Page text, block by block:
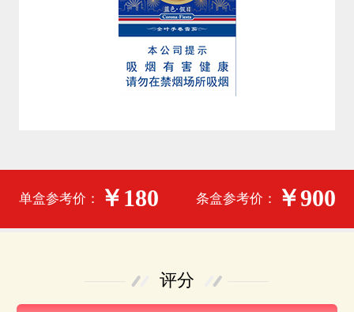
单盒参考价： ￥180 条盒参考价： ￥900
评分